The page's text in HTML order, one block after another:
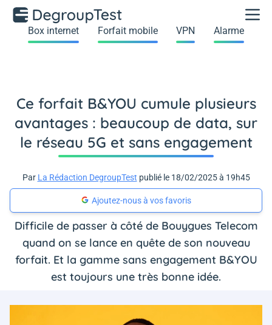
Box internet Forfait mobile VPN Alarme
Ce forfait B&YOU cumule plusieurs
avantages : beaucoup de data, sur
le réseau 5G et sans engagement
Par La Rédaction DegroupTest publié le 18/02/2025 à 19h45
Ajoutez-nous à vos favoris
Difficile de passer à côté de Bouygues Telecom
quand on se lance en quête de son nouveau
forfait. Et la gamme sans engagement B&YOU
est toujours une très bonne idée.